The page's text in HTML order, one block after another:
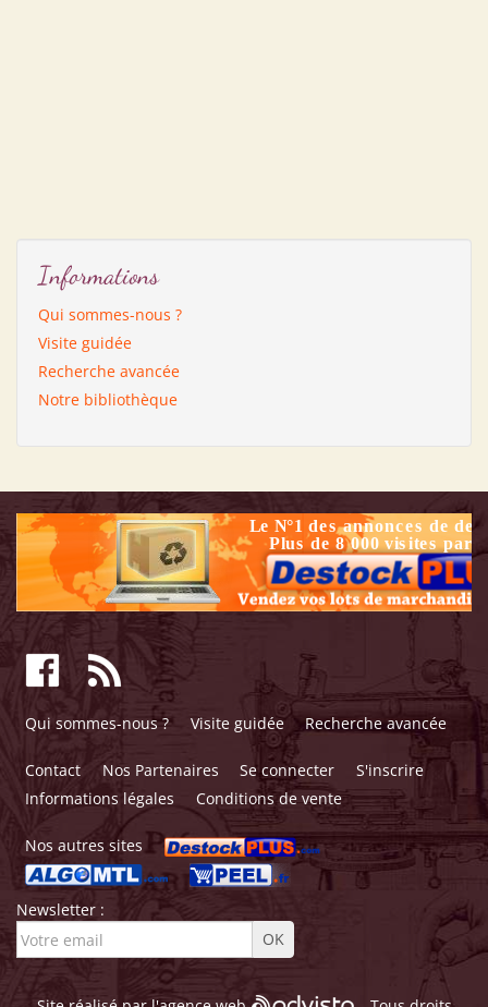
Informations
Qui sommes-nous ?
Visite guidée
Recherche avancée
Notre bibliothèque
Qui sommes-nous ? Visite guidée Recherche avancée
Contact Nos Partenaires Se connecter
S'inscrire
Informations légales
Conditions de vente
Nos autres sites
Newsletter :